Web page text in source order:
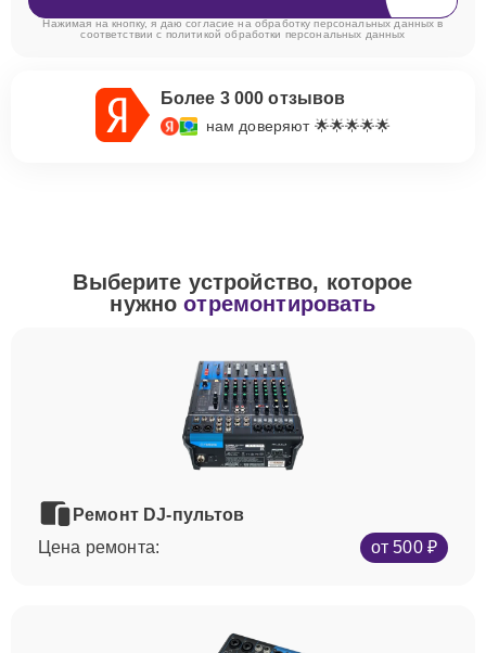
Нажимая на кнопку, я даю согласие на обработку персональных данных в
соответствии с политикой обработки персональных данных
Более 3 000 отзывов
нам доверяют 🌟🌟🌟🌟🌟
Выберите устройство, которое
нужноотремонтировать
Ремонт DJ-пультов
Цена ремонта:
от 500 ₽